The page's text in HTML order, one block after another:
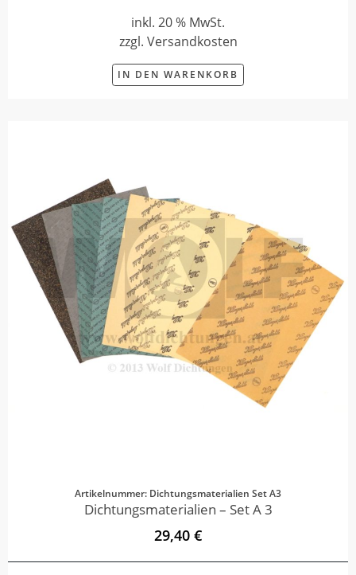
inkl. 20 % MwSt.
zzgl. Versandkosten
IN DEN WARENKORB
Artikelnummer: Dichtungsmaterialien Set A3
Dichtungsmaterialien – Set A 3
29,40 €